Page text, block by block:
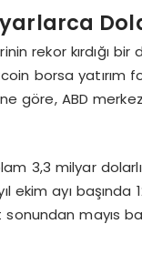
rekor kırdığı
borsa yatırım
göre, ABD
3,3 milyar
ekim ayı
mayıs